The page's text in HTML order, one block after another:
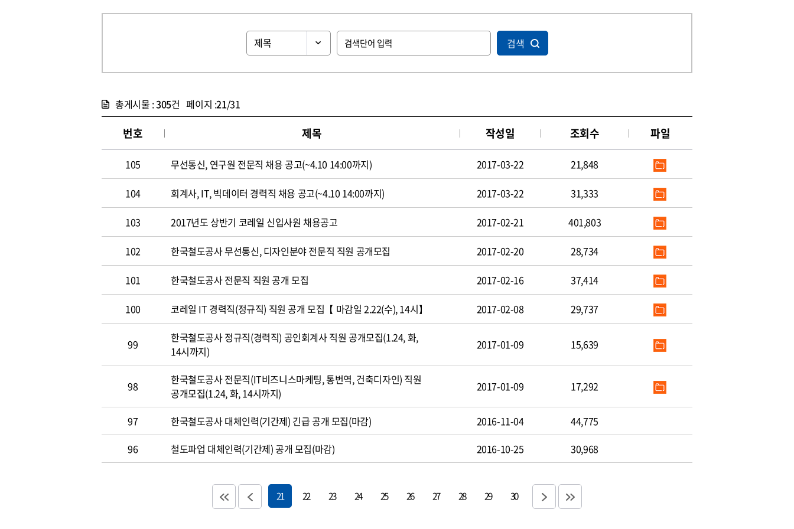
검색
총게시물 :305건 페이지 :21/31
번호 제목 작성일 조회수 파일
105 무선통신, 연구원 전문직 채용 공고(~4.10 14:00까지) 2017-03-22 21,848
104 회계사, IT, 빅데이터 경력직 채용 공고(~4.10 14:00까지) 2017-03-22 31,333
103 2017년도 상반기 코레일 신입사원 채용공고 2017-02-21 401,803
102 한국철도공사 무선통신, 디자인분야 전문직 직원 공개모집 2017-02-20 28,734
101 한국철도공사 전문직 직원 공개 모집 2017-02-16 37,414
100 코레일 IT 경력직(정규직) 직원 공개 모집【 마감일 2.22(수), 14시】 2017-02-08 29,737
99
한국철도공사 정규직(경력직) 공인회계사 직원 공개모집(1.24, 화,
14시까지)
2017-01-09 15,639
98
한국철도공사 전문직(IT비즈니스마케팅, 통번역, 건축디자인) 직원
공개모집(1.24, 화, 14시까지)
2017-01-09 17,292
97 한국철도공사 대체인력(기간제) 긴급 공개 모집(마감) 2016-11-04
44,775
96
철도파업 대체인력(기간제) 공개 모집(마감) 2016-10-25 30,968
21 22 23 24 25 26 27 28 29 30